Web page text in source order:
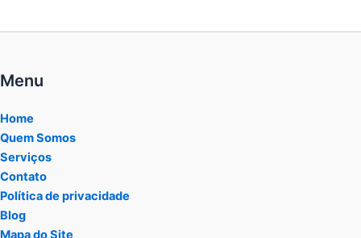
Menu
Home
Quem Somos
Serviços
Contato
Política de privacidade
Blog
Mapa do Site